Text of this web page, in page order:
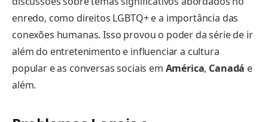
enredo, como direitos LGBTQ+ e a importância das
conexões humanas. Isso provou o poder da série de ir
além do entretenimento e influenciar a cultura
popular e as conversas sociais em América, Canadá e
além.